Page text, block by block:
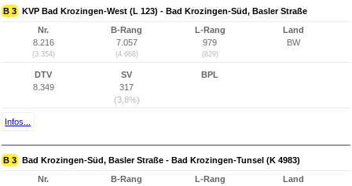
B 3 KVP Bad Krozingen-West (L 123) - Bad Krozingen-Süd, Basler Straße
Nr.
8.216
(3.354)
B-Rang
7.057
(4.668)
L-Rang
979
(829)
Land
BW
DTV
8.349
SV
317
(3,8%)
BPL
Infos...
B 3 Bad Krozingen-Süd, Basler Straße - Bad Krozingen-Tunsel (K 4983)
Nr.
B-Rang
L-Rang
Land